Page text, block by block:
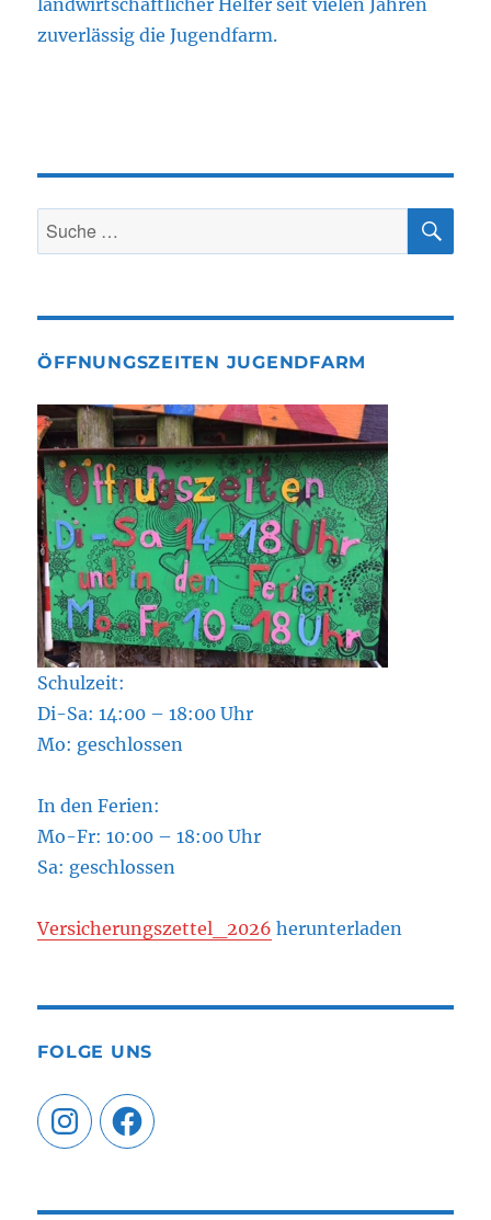
landwirtschaftlicher Helfer seit vielen Jahren
zuverlässig die Jugendfarm.
Suche
nach:
ÖFFNUNGSZEITEN JUGENDFARM
Schulzeit:
Di-Sa: 14:00 – 18:00 Uhr
Mo: geschlossen
In den Ferien:
Mo-Fr: 10:00 – 18:00 Uhr
Sa: geschlossen
Versicherungszettel_2026 herunterladen
FOLGE UNS
InstagramFacebook